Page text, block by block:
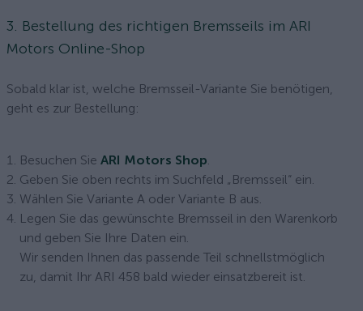
3. Bestellung des richtigen Bremsseils im ARI
Motors Online-Shop
Sobald klar ist, welche Bremsseil-Variante Sie benötigen,
geht es zur Bestellung:
Besuchen Sie ARI Motors Shop.
Geben Sie oben rechts im Suchfeld „Bremsseil“ ein.
Wählen Sie Variante A oder Variante B aus.
Legen Sie das gewünschte Bremsseil in den Warenkorb
und geben Sie Ihre Daten ein.
Wir senden Ihnen das passende Teil schnellstmöglich
zu, damit Ihr ARI 458 bald wieder einsatzbereit ist.